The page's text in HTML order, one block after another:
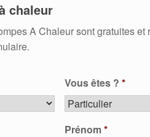
chaleur
A Chaleur sont gratuites et
Vous êtes ? *
Prénom*